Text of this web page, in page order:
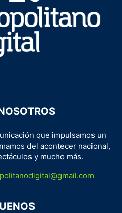
que impulsamos un
del acontecer nacional,
y mucho más.